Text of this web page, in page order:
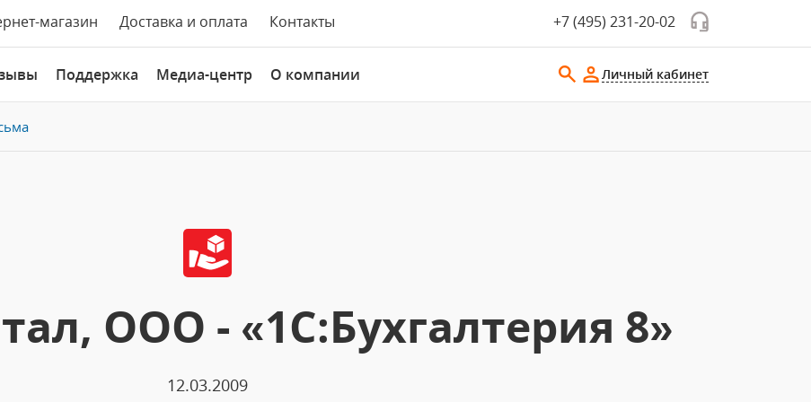
магазин Доставка и оплата Контакты +7 (495) 231-20-02
Поддержка Медиа-центр О компании Личный кабинет
ООО - «1С:Бухгалтерия 8»
12.03.2009